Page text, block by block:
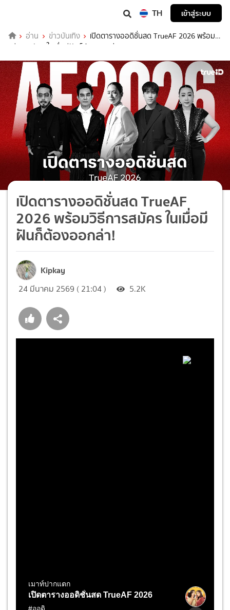
TH เข้าสู่ระบบ
อ่าน ข่าวบันเทิง
เปิดตารางออดิชั่นสด TrueAF 2026 พร้อม
วิธีการสมัคร ในเมื่อมีฝันก็ต้องออกล่า!
เปิดตารางออดิชั่นสด TrueAF
2026 พร้อมวิธีการสมัคร ในเมื่อมี
ฝันก็ต้องออกล่า!
Kipkay
24 มีนาคม 2569 ( 21:04 ) 5.2K